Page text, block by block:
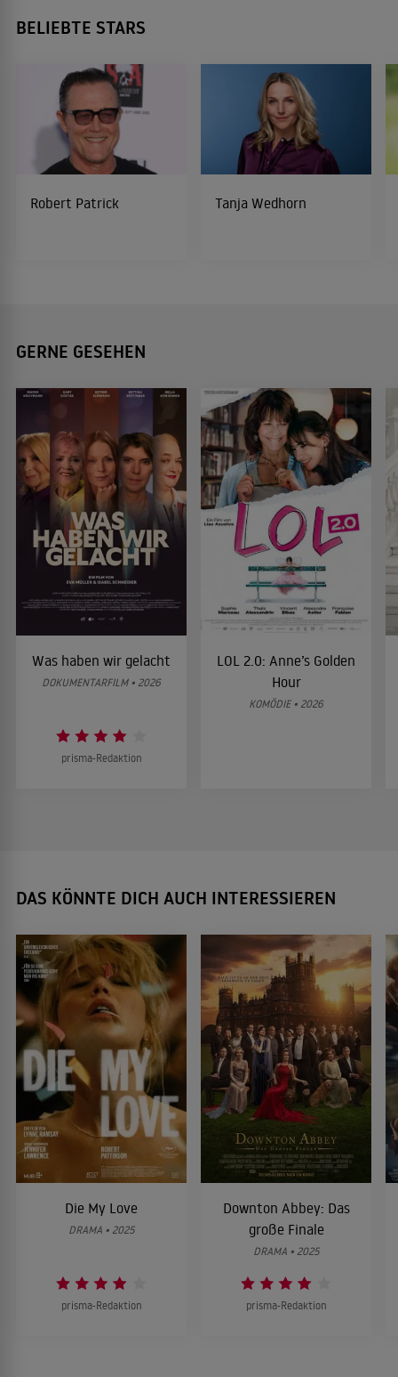
BELIEBTE STARS
Robert Patrick Tanja Wedhorn
GERNE GESEHEN
Was haben wir gelacht
DOKUMENTARFILM • 2026
prisma-Redaktion
LOL 2.0: Anne’s Golden
Hour
KOMÖDIE • 2026
DAS KÖNNTE DICH AUCH INTERESSIEREN
Die My Love
DRAMA • 2025
prisma-Redaktion
Downton Abbey: Das
große Finale
DRAMA • 2025
prisma-Redaktion